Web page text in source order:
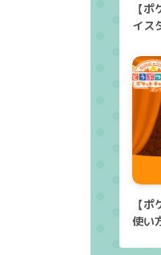
【
イス
【
使い